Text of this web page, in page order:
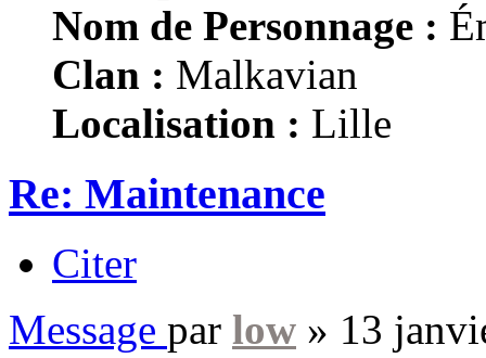
Nom de Personnage :
Clan : Malkavian
Localisation : Lille
Re: Maintenance
Citer
Message par low » 13